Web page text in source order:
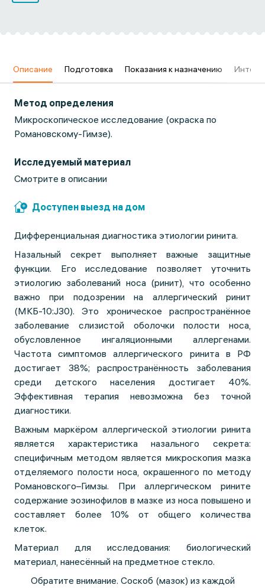
Описание Подготовка Показания к назначению
Метод определения
Микроскопическое исследование (окраска по
Романовскому-Гимзе).
Исследуемый материал
Смотрите в описании
Доступен выезд на дом
Дифференциальная диагностика этиологии ринита.
Назальный секрет выполняет важные защитные
функции. Его исследование позволяет уточнить
этиологию заболеваний носа (ринит), что особенно
важно при подозрении на аллергический ринит
(МКБ-10:J30). Это хроническое распространённое
заболевание слизистой оболочки полости носа,
обусловленное ингаляционными аллергенами.
Частота симптомов аллергического ринита в РФ
достигает 38%; распространённость заболевания
среди детского населения достигает 40%.
Эффективная терапия невозможна без точной
диагностики.
Важным маркёром аллергической этиологии ринита
является характеристика назального секрета:
специфичным методом является микроскопия мазка
отделяемого полости носа, окрашенного по методу
Романовского–Гимзы. При аллергическом рините
содержание эозинофилов в мазке из носа повышено и
составляет более 10% от общего количества
клеток.
Материал для исследования: биологический
материал, нанесённый на предметное стекло.
Обратите внимание. Соскоб (мазок) из каждой